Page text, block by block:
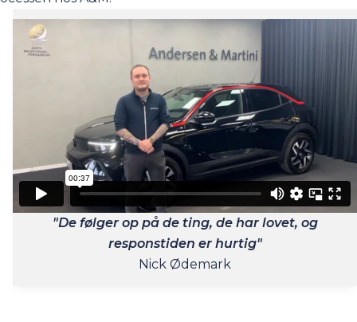
"De følger op på de ting, de har lovet, og
responstiden er hurtig"
Nick Ødemark